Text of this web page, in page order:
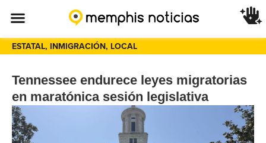
ESTATAL, INMIGRACIÓN, LOCAL
Tennessee endurece leyes migratorias
en maratónica sesión legislativa